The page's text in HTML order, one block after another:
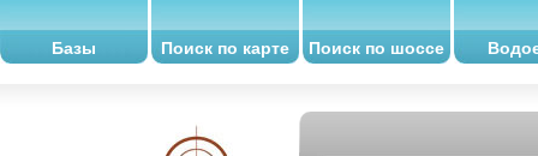
Базы Поиск по карте Поиск по шоссе